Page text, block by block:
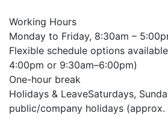
Working Hours
Monday to Friday, 8:30am –
Flexible schedule options
4:00pm or 9:30am–6:00pm)
One-hour break
Holidays & LeaveSaturdays,
public/company holidays (approx.